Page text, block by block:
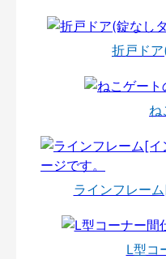
折戸ド
ね
ラインフレー
L型コ